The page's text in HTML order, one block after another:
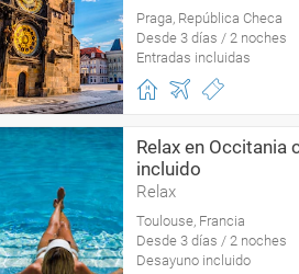
Praga, República Checa
Desde 3 días / 2 noches
Entradas incluidas
Relax en Occitania
incluido
Relax
Toulouse, Francia
Desde 3 días / 2 noches
Desayuno incluido